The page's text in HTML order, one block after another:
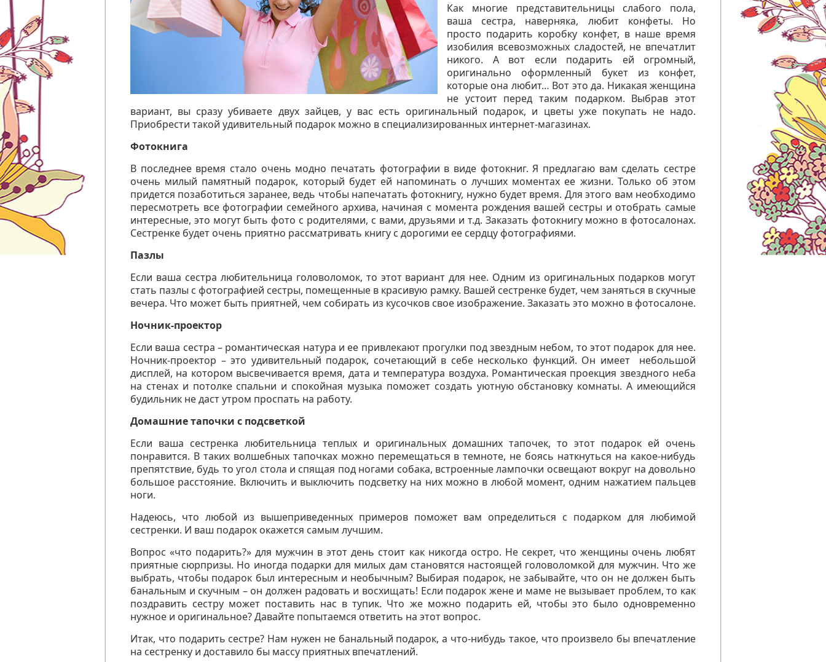
Как многие представительницы слабого пола,
ваша сестра, наверняка, любит конфеты. Но
просто подарить коробку конфет, в наше время
изобилия всевозможных сладостей, не впечатлит
никого. А вот если подарить ей огромный,
оригинально оформленный букет из конфет,
которые она любит… Вот это да. Никакая женщина
не устоит перед таким подарком. Выбрав этот
вариант, вы сразу убиваете двух зайцев, у вас есть оригинальный подарок, и цветы уже покупать не надо.
Приобрести такой удивительный подарок можно в специализированных интернет-магазинах.
Фотокнига
В последнее время стало очень модно печатать фотографии в виде фотокниг. Я предлагаю вам сделать сестре
очень милый памятный подарок, который будет ей напоминать о лучших моментах ее жизни. Только об этом
придется позаботиться заранее, ведь чтобы напечатать фотокнигу, нужно будет время. Для этого вам необходимо
пересмотреть все фотографии семейного архива, начиная с момента рождения вашей сестры и отобрать самые
интересные, это могут быть фото с родителями, с вами, друзьями и т.д. Заказать фотокнигу можно в фотосалонах.
Сестренке будет очень приятно рассматривать книгу с дорогими ее сердцу фотографиями.
Пазлы
Если ваша сестра любительница головоломок, то этот вариант для нее. Одним из оригинальных подарков могут
стать пазлы с фотографией сестры, помещенные в красивую рамку. Вашей сестренке будет, чем заняться в скучные
вечера. Что может быть приятней, чем собирать из кусочков свое изображение. Заказать это можно в фотосалоне.
Ночник-проектор
Если ваша сестра – романтическая натура и ее привлекают прогулки под звездным небом, то этот подарок для нее.
Ночник-проектор – это удивительный подарок, сочетающий в себе несколько функций. Он имеет
небольшой
дисплей, на котором высвечивается время, дата и температура воздуха. Романтическая проекция звездного неба
на стенах и потолке спальни и спокойная музыка поможет создать уютную обстановку комнаты. А имеющийся
будильник не даст утром проспать на работу.
Домашние тапочки с подсветкой
Если ваша сестренка любительница теплых и оригинальных домашних тапочек, то этот подарок ей очень
понравится. В таких волшебных тапочках можно перемещаться в темноте, не боясь наткнуться на какое-нибудь
препятствие, будь то угол стола и спящая под ногами собака, встроенные лампочки освещают вокруг на довольно
большое расстояние. Включить и выключить подсветку на них можно в любой момент, одним нажатием пальцев
ноги.
Надеюсь, что любой из вышеприведенных примеров поможет вам определиться с подарком для любимой
сестренки. И ваш подарок окажется самым лучшим.
Вопрос «что подарить?» для мужчин в этот день стоит как никогда остро. Не секрет, что женщины очень любят
приятные сюрпризы. Но иногда подарки для милых дам становятся настоящей головоломкой для мужчин. Что же
выбрать, чтобы подарок был интересным и необычным? Выбирая подарок, не забывайте, что он не должен быть
банальным и скучным – он должен радовать и восхищать! Если подарок жене и маме не вызывает проблем, то как
поздравить сестру может поставить нас в тупик. Что же можно подарить ей, чтобы это было одновременно
нужное и оригинальное? Давайте попытаемся ответить на этот вопрос.
Итак, что подарить сестре? Нам нужен не банальный подарок, а что-нибудь такое, что произвело бы впечатление
на сестренку и доставило бы массу приятных впечатлений.